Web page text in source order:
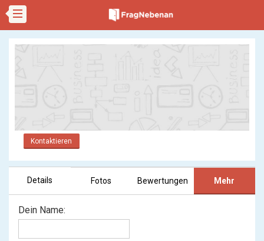
Kontaktieren
Details Fotos Bewertungen Mehr
Dein Name: